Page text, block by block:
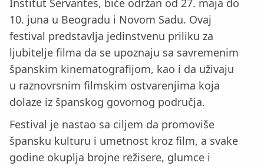
10. juna u Beogradu i Novom Sadu. Ovaj
festival predstavlja jedinstvenu priliku za
ljubitelje filma da se upoznaju sa savremenim
španskim kinematografijom, kao i da uživaju
u raznovrsnim filmskim ostvarenjima koja
dolaze iz španskog govornog područja.
Festival je nastao sa ciljem da promoviše
špansku kulturu i umetnost kroz film, a svake
godine okuplja brojne režisere, glumce i